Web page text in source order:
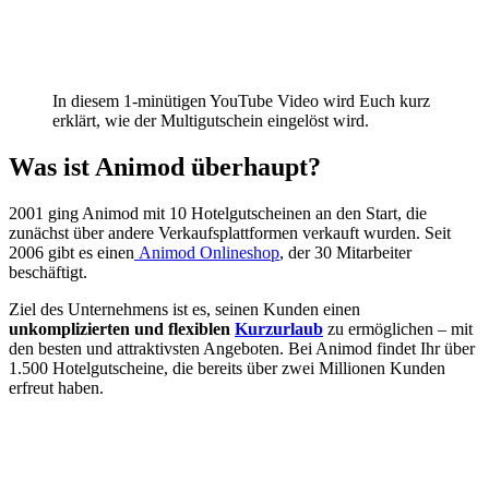
In diesem 1-minütigen YouTube Video wird Euch kurz
erklärt, wie der Multigutschein eingelöst wird.
Was ist Animod überhaupt?
2001 ging Animod mit 10 Hotelgutscheinen an den Start, die
zunächst über andere Verkaufsplattformen verkauft wurden. Seit
2006 gibt es einen Animod Onlineshop, der 30 Mitarbeiter
beschäftigt.
Ziel des Unternehmens ist es, seinen Kunden einen
unkomplizierten und flexiblen Kurzurlaub zu ermöglichen – mit
den besten und attraktivsten Angeboten. Bei Animod findet Ihr über
1.500 Hotelgutscheine, die bereits über zwei Millionen Kunden
erfreut haben.